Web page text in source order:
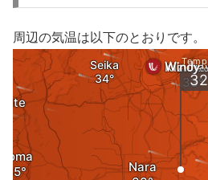
周辺の気温は以下のとおりです。